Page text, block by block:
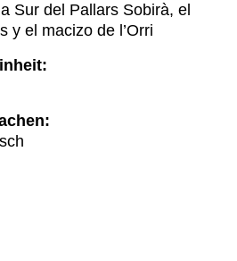
Sur del Pallars Sobirà, el
y el macizo de l’Orri